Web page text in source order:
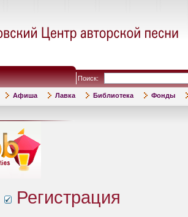
Поиск:
Афиша Лавка Библиотека Фонды
Регистрация